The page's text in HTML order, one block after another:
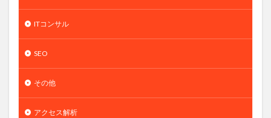
ITコンサル
SEO
その他
アクセス解析